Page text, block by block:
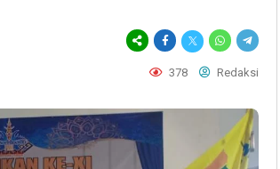
378 Redaksi